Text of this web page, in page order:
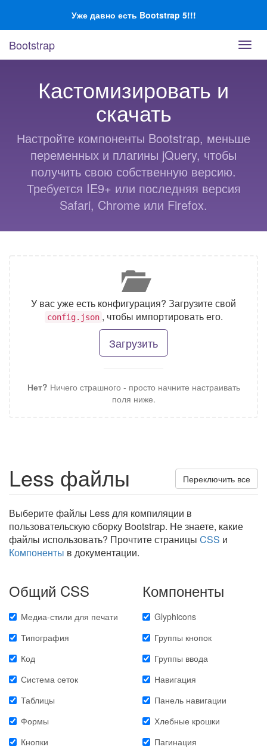
содержанию
Уже давно есть Bootstrap 5!!!
Bootstrap
Кастомизировать и
скачать
Настройте компоненты Bootstrap, меньше
переменных и плагины jQuery, чтобы
получить свою собственную версию.
Требуется IE9+ или последняя версия
Safari, Chrome или Firefox.
У вас уже есть конфигурация? Загрузите свой
config.json , чтобы импортировать его.
Загрузить
Нет? Ничего страшного - просто начните настраивать
поля ниже.
Переключить все
Less файлы
Выберите файлы Less для компиляции в
пользовательскую сборку Bootstrap. Не знаете, какие
файлы использовать? Прочтите страницы CSS и
Компоненты в документации.
Общий CSS
Медиа-стили для печати
Типография
Код
Система сеток
Таблицы
Формы
Кнопки
Компоненты
Glyphicons
Группы кнопок
Группы ввода
Навигация
Панель навигации
Хлебные крошки
Пагинация